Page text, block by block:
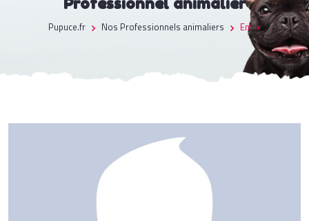
Pupuce.fr Nos Professionnels animaliers Emilx